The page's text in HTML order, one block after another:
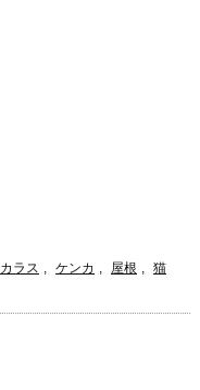
カラス , ケンカ , 屋根 , 猫